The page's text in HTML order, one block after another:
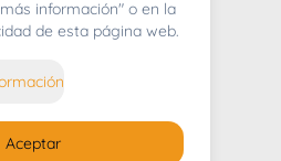
sentimos mucho.
información" o en la
de esta página web.
Aceptar